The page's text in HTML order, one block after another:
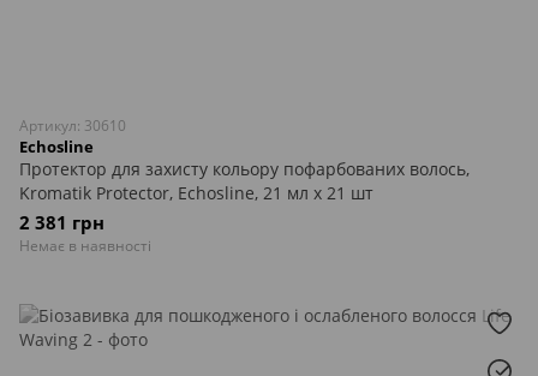
Артикул: 30610
Echosline
Протектор для захисту кольору пофарбованих волось,
Kromatik Protector, Echosline, 21 мл х 21 шт
2 381 грн
Немає в наявності